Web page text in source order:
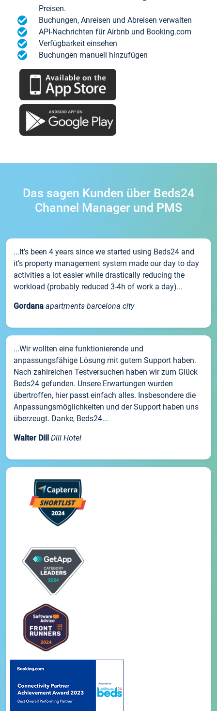
Preisen.
Buchungen, Anreisen und Abreisen verwalten
API-Nachrichten für Airbnb und Booking.com
Verfügbarkeit einsehen
Buchungen manuell hinzufügen
Das sagen Kunden über Beds24
Channel Manager und PMS
...It’s been 4 years since we started using Beds24 and
it’s property management system made our day to day
activities a lot easier while drastically reducing the
workload (probably reduced 3-4h of work a day)...
Gordana apartments barcelona city
...Wir wollten eine funktionierende und
anpassungsfähige Lösung mit gutem Support haben.
Nach zahlreichen Testversuchen haben wir zum Glück
Beds24 gefunden. Unsere Erwartungen wurden
übertroffen, hier passt einfach alles. Insbesondere die
Anpassungsmöglichkeiten und der Support haben uns
überzeugt. Danke, Beds24...
Walter Dill Dill Hotel